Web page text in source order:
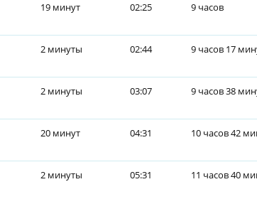
19 минут 02:25 9 часов
2 минуты 02:44 9 часов 17
2 минуты 03:07 9 часов 38
20 минут 04:31 10 часов 42
2 минуты 05:31 11 часов 40